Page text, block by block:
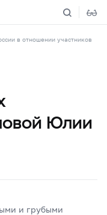
в отношении участников
Юлии
и грубыми